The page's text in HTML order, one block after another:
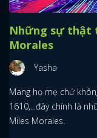
Những sự thật
Morales
Yasha
Mang họ mẹ chứ
1610,...đây chính là
Miles Morales.